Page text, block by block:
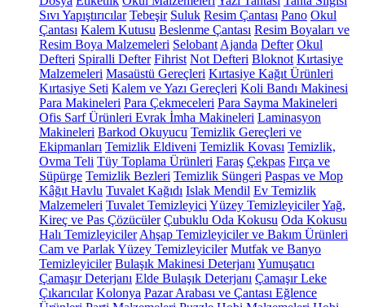
Sıvı Yapıştırıcılar Tebeşir Suluk Resim Çantası Pano Okul
Çantası Kalem Kutusu Beslenme Çantası Resim Boyaları ve
Resim Boya Malzemeleri Selobant Ajanda Defter Okul
Defteri Spiralli Defter Fihrist Not Defteri Bloknot Kırtasiye
Malzemeleri Masaüstü Gereçleri Kırtasiye Kağıt Ürünleri
Kırtasiye Seti Kalem ve Yazı Gereçleri Koli Bandı Makinesi
Para Makineleri Para Çekmeceleri Para Sayma Makineleri
Ofis Sarf Ürünleri Evrak İmha Makineleri Laminasyon
Makineleri Barkod Okuyucu Temizlik Gereçleri ve
Ekipmanları Temizlik Eldiveni Temizlik Kovası Temizlik,
Ovma Teli Tüy Toplama Ürünleri Faraş Çekpas Fırça ve
Süpürge Temizlik Bezleri Temizlik Süngeri Paspas ve Mop
Kâğıt Havlu Tuvalet Kağıdı Islak Mendil Ev Temizlik
Malzemeleri Tuvalet Temizleyici Yüzey TemizleyicilerYağ,
Kireç ve Pas Çözücüler Çubuklu Oda Kokusu Oda Kokusu
Halı Temizleyiciler Ahşap Temizleyiciler ve Bakım Ürünleri
Cam ve Parlak Yüzey Temizleyiciler Mutfak ve Banyo
Temizleyiciler Bulaşık Makinesi Deterjanı Yumuşatıcı
Çamaşır Deterjanı Elde Bulaşık Deterjanı Çamaşır Leke
Çıkarıcılar Kolonya Pazar Arabası ve Çantası Eğlence